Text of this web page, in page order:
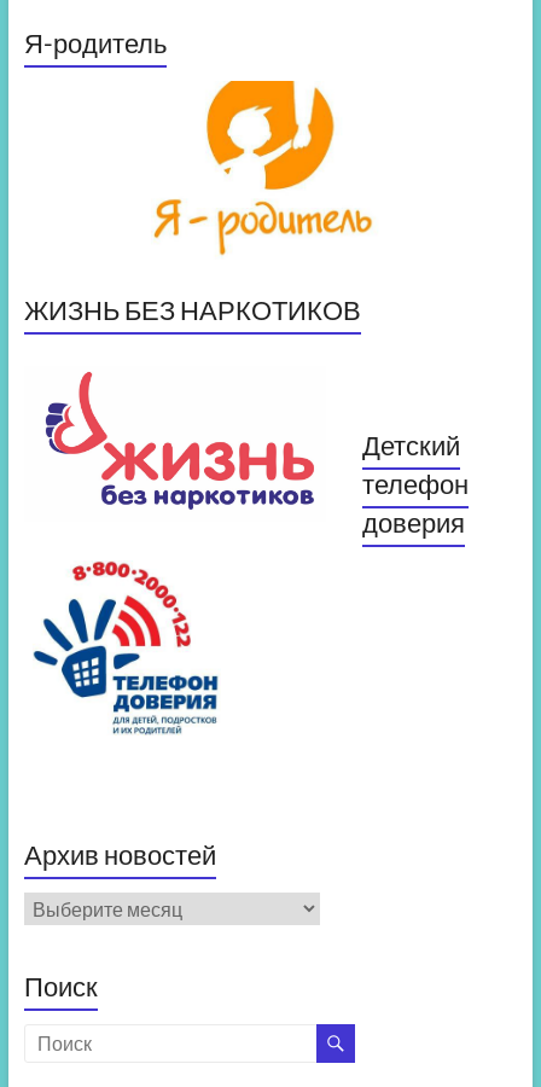
Я-родитель
ЖИЗНЬ БЕЗ НАРКОТИКОВ
Детский
телефон
доверия
Архив новостей
Архив
новостей
Поиск